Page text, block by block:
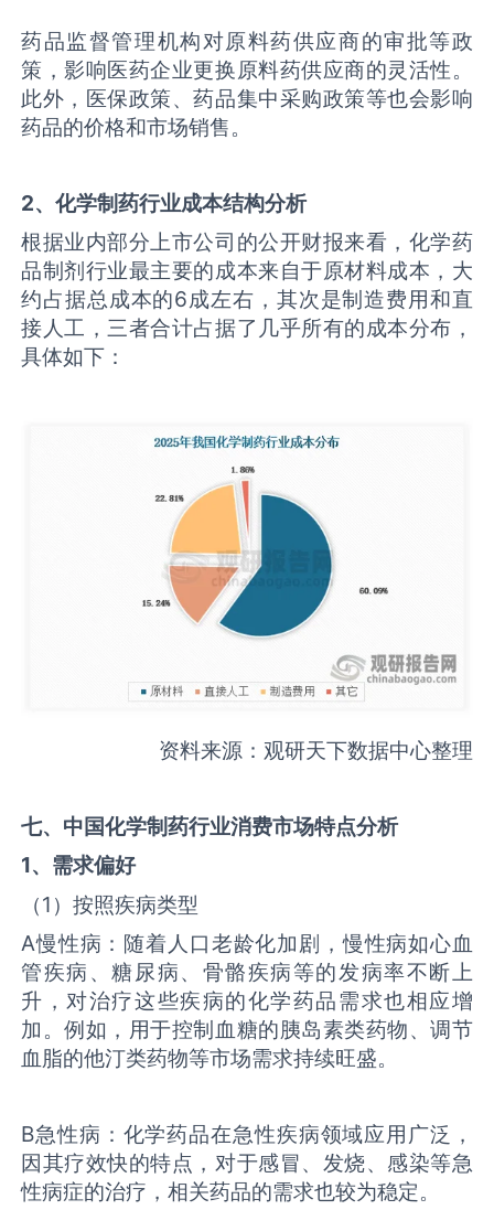
药品监督管理机构对原料药供应商的审批等政
策，影响医药企业更换原料药供应商的灵活性。
此外，医保政策、药品集中采购政策等也会影响
药品的价格和市场销售。
2、化学制药行业成本结构分析
根据业内部分上市公司的公开财报来看，化学药
品制剂行业最主要的成本来自于原材料成本，大
约占据总成本的6成左右，其次是制造费用和直
接人工，三者合计占据了几乎所有的成本分布，
具体如下：
资料来源：观研天下数据中心整理
七、 中国化学制药行业消费市场特点分析
1、需求偏好
（1）按照疾病类型
A慢性病：随着人口老龄化加剧，慢性病如心血
管疾病、糖尿病、骨骼疾病等的发病率不断上
升，对治疗这些疾病的化学药品需求也相应增
加。例如，用于控制血糖的胰岛素类药物、调节
血脂的他汀类药物等市场需求持续旺盛。
B急性病：化学药品在急性疾病领域应用广泛，
因其疗效快的特点，对于感冒、发烧、感染等急
性病症的治疗，相关药品的需求也较为稳定。